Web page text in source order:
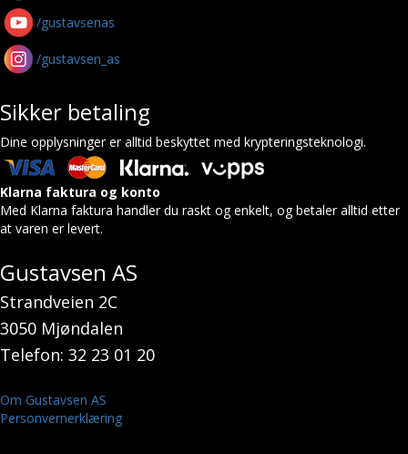
/gustavsenas
/gustavsen_as
Sikker betaling
Dine opplysninger er alltid beskyttet med krypteringsteknologi.
Klarna faktura og konto
Med Klarna faktura handler du raskt og enkelt, og betaler alltid etter
at varen er levert.
Gustavsen AS
Strandveien 2C
3050 Mjøndalen
Telefon: 32 23 01 20
Om Gustavsen AS
Personvernerklæring